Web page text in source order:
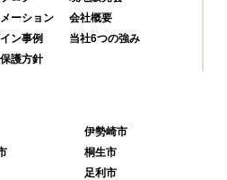
ーション
会社概要
ン事例
当社6つの強み
護方針
伊勢崎市
桐生市
足利市